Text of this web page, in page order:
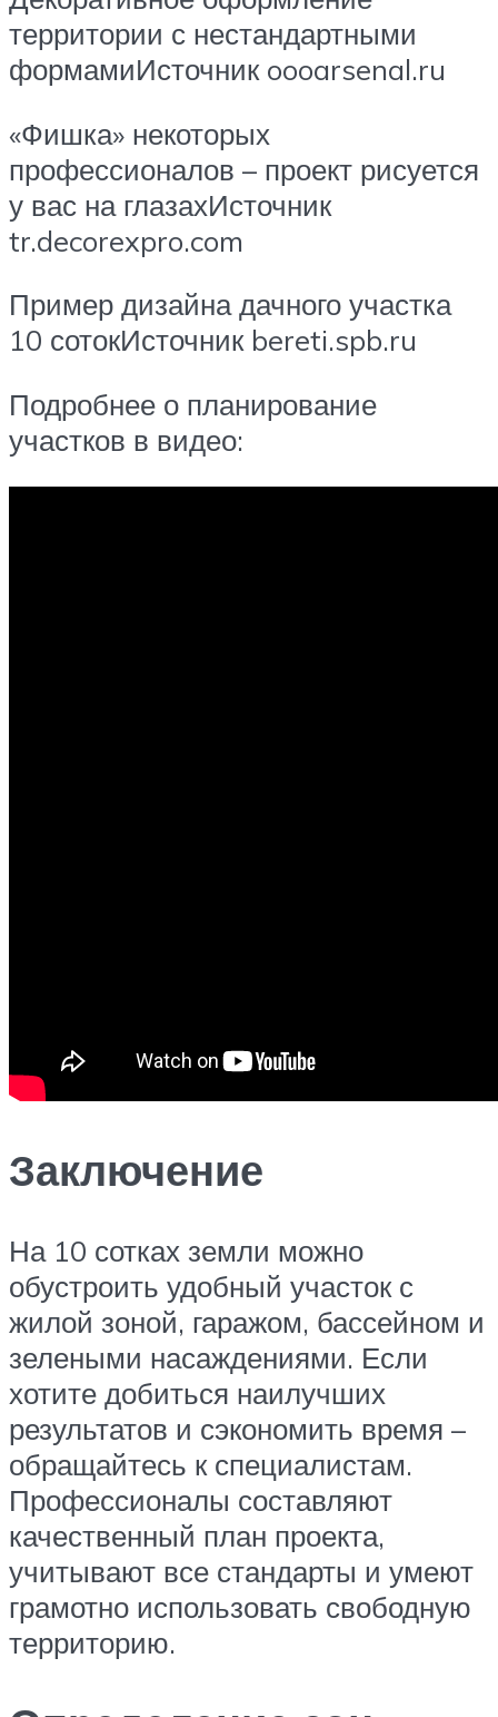
территории с нестандартными
формамиИсточник oooarsenal.ru
«Фишка» некоторых
профессионалов – проект рисуется
у вас на глазахИсточник
tr.decorexpro.com
Пример дизайна дачного участка
10 сотокИсточник bereti.spb.ru
Подробнее о планирование
участков в видео:
Заключение
На 10 сотках земли можно
обустроить удобный участок с
жилой зоной, гаражом, бассейном и
зелеными насаждениями. Если
хотите добиться наилучших
результатов и сэкономить время –
обращайтесь к специалистам.
Профессионалы составляют
качественный план проекта,
учитывают все стандарты и умеют
грамотно использовать свободную
территорию.